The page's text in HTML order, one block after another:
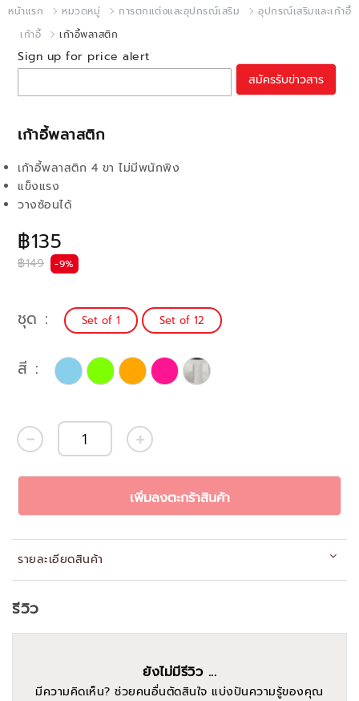
หน้าแรก หมวดหมู่ การตกแต่งและอุปกรณ์เสริม
อุปกรณ์เสริมและเก้าอี้
เก้าอี้
เก้าอี้พลาสติก
เก้าอี้พลาสติก
฿135
฿149 -9%
เก้าอี้พลาสติก 4 ขา ไม่มีพนักพิง
แข็งแรง
วางซ้อนได้
Sign up for price alert
สมัครรับข่าวสาร
ชุด Set of 1 Set of 12
สี
เพิ่มลงตะกร้าสินค้า
รายละเอียดสินค้า
รีวิว
ยังไม่มีรีวิว ...
มีความคิดเห็น? ช่วยคนอื่นตัดสินใจ แบ่งปันความรู้ของคุณ